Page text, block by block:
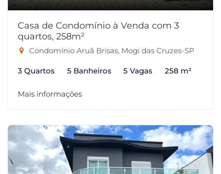
Casa de Condomínio à Venda com 3
quartos, 258m²
Condomínio Aruã Brisas, Mogi das Cruzes-SP
3 Quartos 5 Banheiros 5 Vagas 258 m²
Mais informações